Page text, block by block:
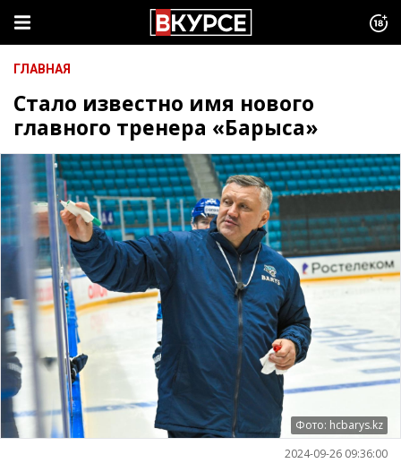
ГЛАВНАЯ
Стало известно имя нового
главного тренера «Барыса»
Фото: hcbarys.kz
2024-09-26 09:36:00